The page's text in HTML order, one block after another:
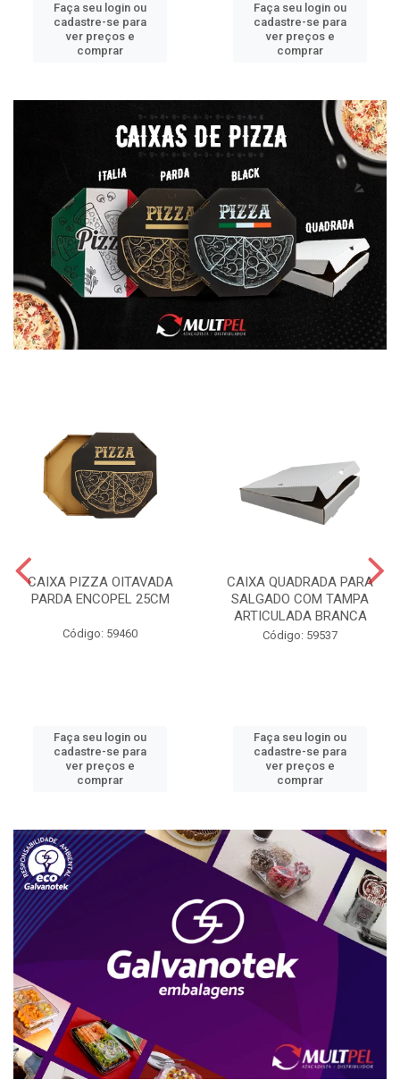
Faça seu login ou
cadastre-se para
ver preços e
comprar
Faça seu login ou
cadastre-se para
ver preços e
comprar
CAIXA PIZZA OITAVADA
PARDA ENCOPEL 25CM
Código: 59460
Faça seu login ou
cadastre-se para
ver preços e
comprar
CAIXA QUADRADA PARA
SALGADO COM TAMPA
ARTICULADA BRANCA
Código: 59537
Faça seu login ou
cadastre-se para
ver preços e
comprar